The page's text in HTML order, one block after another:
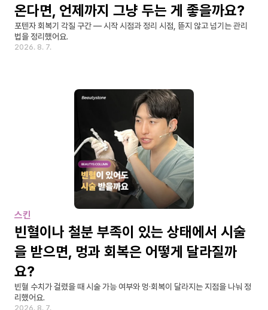
온다면, 언제까지 그냥 두는 게 좋을까요?
포텐자 회복기 각질 구간 — 시작 시점과 정리 시점, 뜯지 않고 넘기는 관리
법을 정리했어요.
2026. 8. 7.
스킨
빈혈이나 철분 부족이 있는 상태에서 시술
을 받으면, 멍과 회복은 어떻게 달라질까
요?
빈혈 수치가 걸렸을 때 시술 가능 여부와 멍·회복이 달라지는 지점을 나눠 정
리했어요.
2026. 8. 7.